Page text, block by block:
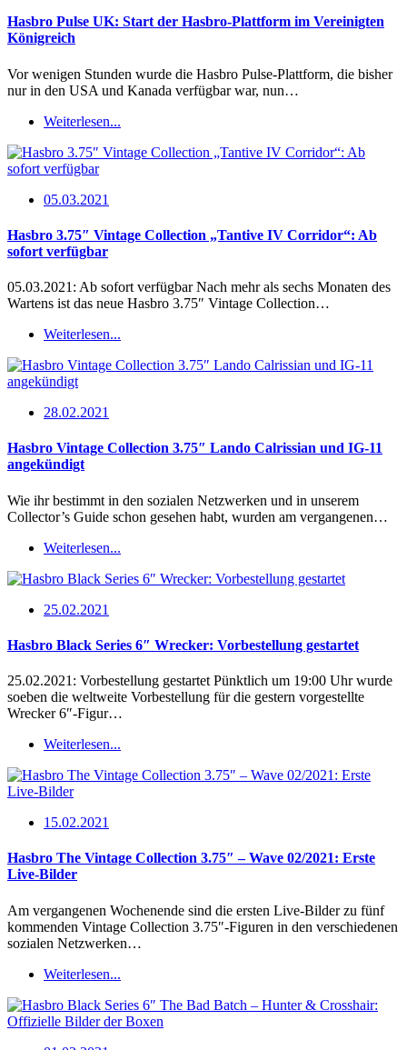
Hasbro Pulse UK: Start der Hasbro-Plattform im Vereinigten
Königreich
Vor wenigen Stunden wurde die Hasbro Pulse-Plattform, die bisher
nur in den USA und Kanada verfügbar war, nun…
Weiterlesen...
05.03.2021
Hasbro 3.75″ Vintage Collection „Tantive IV Corridor“: Ab
sofort verfügbar
05.03.2021: Ab sofort verfügbar Nach mehr als sechs Monaten des
Wartens ist das neue Hasbro 3.75″ Vintage Collection…
Weiterlesen...
28.02.2021
Hasbro Vintage Collection 3.75″ Lando Calrissian und IG-11
angekündigt
Wie ihr bestimmt in den sozialen Netzwerken und in unserem
Collector’s Guide schon gesehen habt, wurden am vergangenen…
Weiterlesen...
25.02.2021
Hasbro Black Series 6″ Wrecker: Vorbestellung gestartet
25.02.2021: Vorbestellung gestartet Pünktlich um 19:00 Uhr wurde
soeben die weltweite Vorbestellung für die gestern vorgestellte
Wrecker 6″-Figur…
Weiterlesen...
15.02.2021
Hasbro The Vintage Collection 3.75″ – Wave 02/2021: Erste
Live-Bilder
Am vergangenen Wochenende sind die ersten Live-Bilder zu fünf
kommenden Vintage Collection 3.75″-Figuren in den verschiedenen
sozialen Netzwerken…
Weiterlesen...